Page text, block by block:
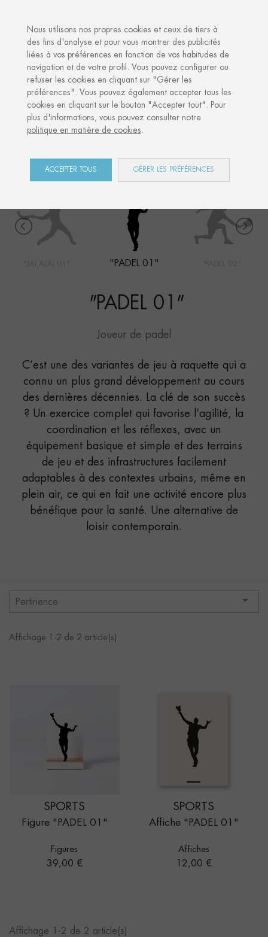
Accueil Shop Sports Padel 01
SPORTS
"PADEL 01"
"PADEL 01 "
Joueur de padel
C’est une des variantes de jeu à raquette qui a
connu un plus grand développement au cours
des dernières décennies. La clé de son succès
? Un exercice complet qui favorise l’agilité, la
coordination et les réflexes, avec un
équipement basique et simple et des terrains
de jeu et des infrastructures facilement
adaptables à des contextes urbains, même en
plein air, ce qui en fait une activité encore plus
bénéfique pour la santé. Une alternative de
loisir contemporain.
Pertinence 
Affichage 1-2 de 2 article(s)
SPORTS
Figure "PADEL 01"
Figures
Prix
39,00 €
SPORTS
Affiche "PADEL 01"
Affiches
Prix
12,00 €
Affichage 1-2 de 2 article(s)
Nous utilisons nos propres cookies et ceux de tiers à
des fins d'analyse et pour vous montrer des publicités
liées à vos préférences en fonction de vos habitudes de
navigation et de votre profil. Vous pouvez configurer ou
refuser les cookies en cliquant sur "Gérer les
préférences". Vous pouvez également accepter tous les
cookies en cliquant sur le bouton "Accepter tout". Pour
plus d'informations, vous pouvez consulter notre
politique en matière de cookies.
ACCEPTER TOUS GÉRER LES PRÉFÉRENCES